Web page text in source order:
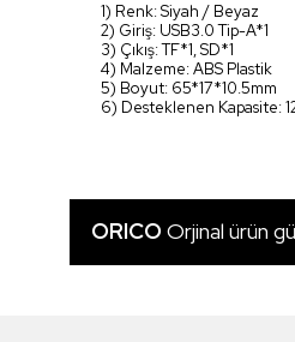
1) Renk: Siyah / Beyaz
2) Giriş: USB3.0 Tip-A*1
3) Çıkış: TF*1, SD*1
4) Malzeme: ABS Plastik
5) Boyut: 65*17*10.5mm
6) Desteklenen Kapasite:
ORICO Orjinal ürün